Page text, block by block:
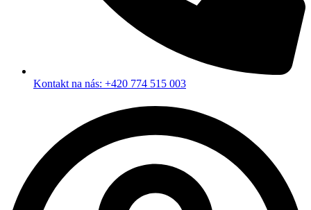
Kontakt na nás: +420 774 515 003